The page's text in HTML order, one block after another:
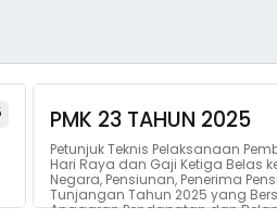
PMK 23 TAHUN 2025
Petunjuk Teknis Pelaksanaan
Hari Raya dan Gaji Ketiga Belas
Negara, Pensiunan, Penerima
Tunjangan Tahun 2025 yang
Anggaran Pendapatan dan